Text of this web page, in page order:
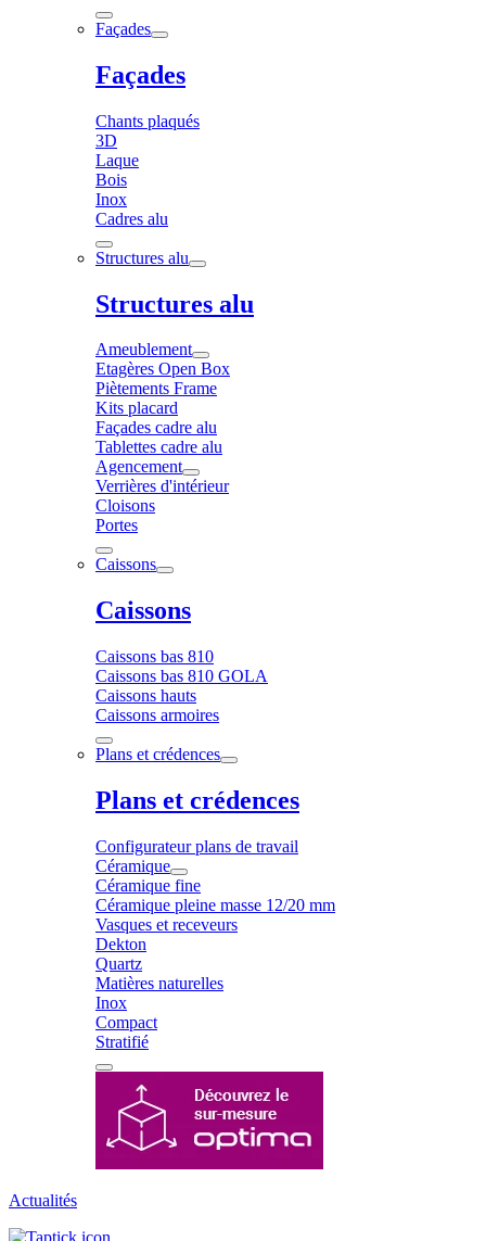
Façades
Façades
Chants plaqués
3D
Laque
Bois
Inox
Cadres alu
Structures alu
Structures alu
Ameublement
Etagères Open Box
Piètements Frame
Kits placard
Façades cadre alu
Tablettes cadre alu
Agencement
Verrières d'intérieur
Cloisons
Portes
Caissons
Caissons
Caissons bas 810
Caissons bas 810 GOLA
Caissons hauts
Caissons armoires
Plans et crédences
Plans et crédences
Configurateur plans de travail
Céramique
Céramique fine
Céramique pleine masse 12/20 mm
Vasques et receveurs
Dekton
Quartz
Matières naturelles
Inox
Compact
Stratifié
Actualités